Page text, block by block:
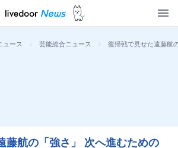
ュース > 芸能総合ニュース > 復帰戦で見せた遠藤航
藤航の「強さ」 次へ進むための